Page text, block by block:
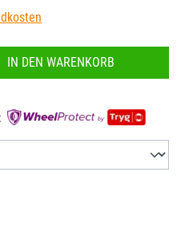
gewünschten Wert
IN DEN WARENKORB